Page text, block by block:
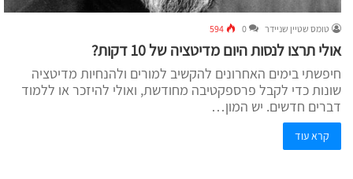
טומס שטיין שניידר 0
594
אולי תרצו לנסות היום מדיטציה של 10 דקות?
חיפשתי בימים האחרונים להקשיב למורים ולהנחיות מדיטציה
שונות כדי לקבל פרספקטיבה מחודשת, ואולי להיזכר או ללמוד
דברים חדשים. יש המון…
קרא עוד